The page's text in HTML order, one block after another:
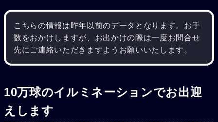
こちらの情報は昨年以前のデータとなります。お手
数をおかけしますが、お出かけの際は一度お問合せ
先にご連絡いただきますようお願いいたします。
10万球のイルミネーションでお出迎
えします